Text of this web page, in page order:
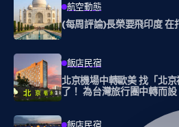
航空動態
(每周評論)長榮要飛印度 在
飯店民宿
北京機場中轉歐美 找「北京福永御龍國際酒店」就對
了！ 為台灣旅行團中轉
飯店民宿